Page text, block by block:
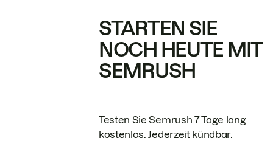
STARTEN SIE
NOCH HEUTE MIT
SEMRUSH
Testen Sie Semrush 7 Tage lang
kostenlos. Jederzeit kündbar.